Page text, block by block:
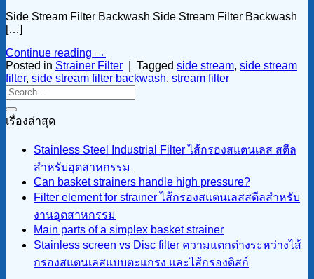
Side Stream Filter Backwash Side Stream Filter Backwash
[…]
Continue reading →
Posted in Strainer Filter Tagged side stream, side stream
filter, side stream filter backwash, stream filter
เรื่องล่าสุด
Stainless Steel Industrial Filter ไส้กรองสแตนเลส สตีล
สำหรับอุตสาหกรรม
Can basket strainers handle high pressure?
Filter element for strainer ไส้กรองสแตนเลสสตีลสำหรับ
งานอุตสาหกรรม
Main parts of a simplex basket strainer
Stainless screen vs Disc filter ความแตกต่างระหว่างไส้
กรองสแตนเลสแบบตะแกรง และไส้กรองดิสก์